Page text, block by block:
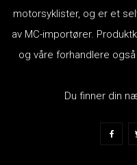
motorsyklister, og er et
av MC-importører.
og våre forhandlere
Du finner din